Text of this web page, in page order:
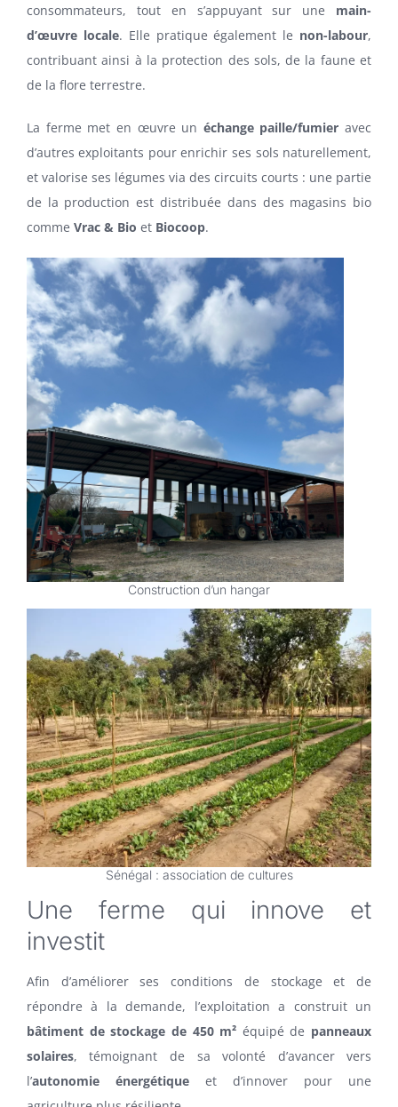
consommateurs, tout en s’appuyant sur une main-
d’œuvre locale. Elle pratique également le non-labour,
contribuant ainsi à la protection des sols, de la faune et
de la flore terrestre.
La ferme met en œuvre un échange paille/fumier avec
d’autres exploitants pour enrichir ses sols naturellement,
et valorise ses légumes via des circuits courts : une partie
de la production est distribuée dans des magasins bio
comme Vrac & Bio et Biocoop.
Construction d’un hangar
Sénégal : association de cultures
Une ferme qui innove et
investit
Afin d’améliorer ses conditions de stockage et de
répondre à la demande, l’exploitation a construit un
bâtiment de stockage de 450 m² équipé de panneaux
solaires, témoignant de sa volonté d’avancer vers
l’autonomie énergétique et d’innover pour une